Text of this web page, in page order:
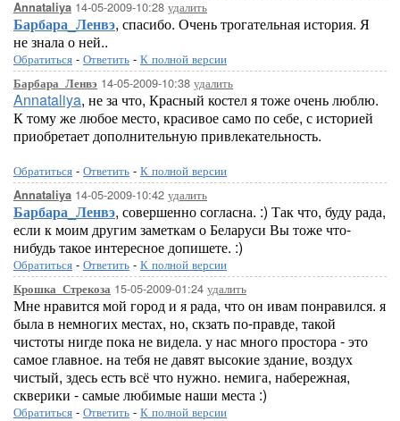
Annataliya 14-05-2009-10:28 удалить
Барбара_Ленвэ, спасибо. Очень трогательная история. Я
не знала о ней..
Обратиться - Ответить - К полной версии
Барбара_Ленвэ 14-05-2009-10:38 удалить
Annataliya, не за что, Красный костел я тоже очень люблю.
К тому же любое место, красивое само по себе, с историей
приобретает дополнительную привлекательность.
Обратиться - Ответить - К полной версии
Annataliya 14-05-2009-10:42 удалить
Барбара_Ленвэ, совершенно согласна. :) Так что, буду рада,
если к моим другим заметкам о Беларуси Вы тоже что-
нибудь такое интересное допишете. :)
Обратиться - Ответить - К полной версии
Крошка_Стрекоза 15-05-2009-01:24 удалить
Мне нравится мой город и я рада, что он ивам понравился. я
была в немногих местах, но, скзать по-правде, такой
чистоты нигде пока не видела. у нас много простора - это
самое главное. на тебя не давят высокие здание, воздух
чистый, здесь есть всё что нужно. немига, набережная,
скверики - самые любимые наши места :)
Обратиться - Ответить - К полной версии